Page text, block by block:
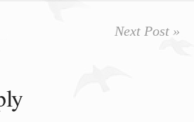
Next Post »